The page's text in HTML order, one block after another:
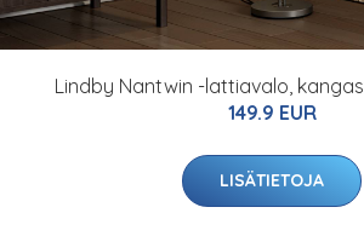
Lindby Nantwin -lattiavalo,
149.9 EUR
LISÄTIETOJA